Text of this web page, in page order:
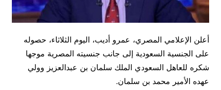
أعلن الإعلامي المصري، عمرو أديب، اليوم الثلاثاء، حصوله
على الجنسية السعودية إلى جانب جنسيته المصرية موجها
شكره للعاهل السعودي الملك سلمان بن عبدالعزيز وولي
عهده الأمير محمد بن سلمان.